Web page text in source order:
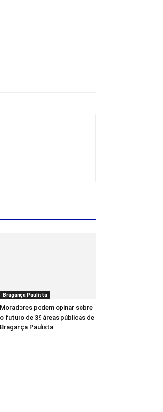
Bragança Paulista
Moradores podem opinar sobre
o futuro de 39 áreas públicas de
Bragança Paulista